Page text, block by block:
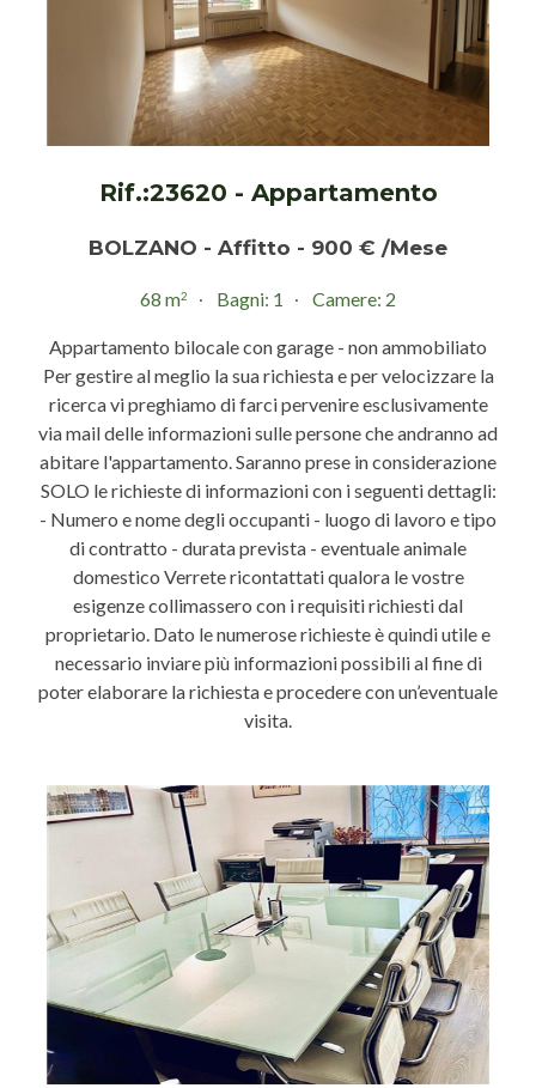
Rif.:23620 - Appartamento
BOLZANO - Affitto - 900 € /Mese
68 m2 Bagni: 1 Camere: 2
Appartamento bilocale con garage - non ammobiliato
Per gestire al meglio la sua richiesta e per velocizzare la
ricerca vi preghiamo di farci pervenire esclusivamente
via mail delle informazioni sulle persone che andranno ad
abitare l'appartamento. Saranno prese in considerazione
SOLO le richieste di informazioni con i seguenti dettagli:
- Numero e nome degli occupanti - luogo di lavoro e tipo
di contratto - durata prevista - eventuale animale
domestico Verrete ricontattati qualora le vostre
esigenze collimassero con i requisiti richiesti dal
proprietario. Dato le numerose richieste è quindi utile e
necessario inviare più informazioni possibili al fine di
poter elaborare la richiesta e procedere con un’eventuale
visita.